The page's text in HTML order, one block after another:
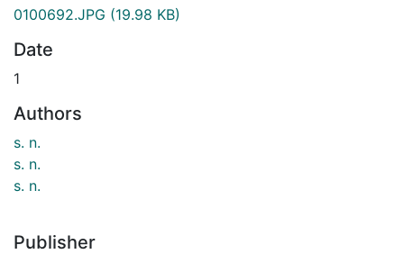
0100692.JPG (19.98 KB)
Date
1
Authors
s. n.
s. n.
s. n.
Publisher